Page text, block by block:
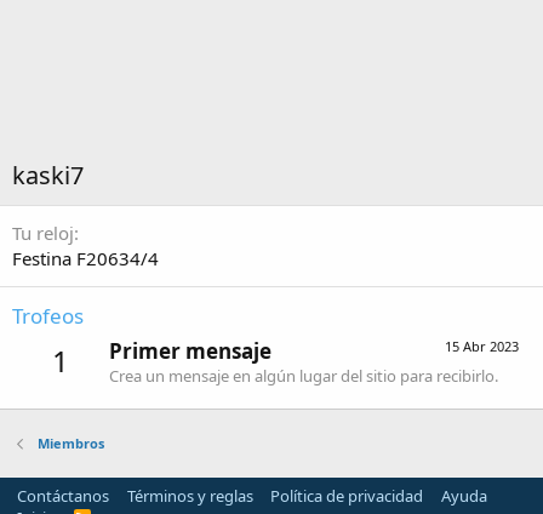
kaski7
Tu reloj
Festina F20634/4
Trofeos
1 15 Abr 2023
Primer mensaje
Crea un mensaje en algún lugar del sitio para recibirlo.
Miembros
Contáctanos Términos y reglas Política de privacidad
Ayuda